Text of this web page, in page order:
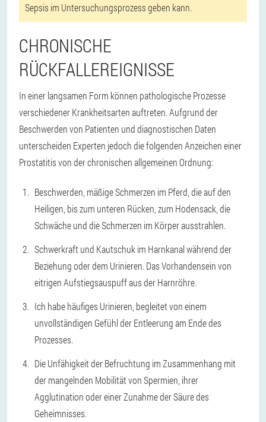
Sepsis im Untersuchungsprozess geben kann.
CHRONISCHE
RÜCKFALLEREIGNISSE
In einer langsamen Form können pathologische Prozesse
verschiedener Krankheitsarten auftreten. Aufgrund der
Beschwerden von Patienten und diagnostischen Daten
unterscheiden Experten jedoch die folgenden Anzeichen einer
Prostatitis von der chronischen allgemeinen Ordnung:
Beschwerden, mäßige Schmerzen im Pferd, die auf den
Heiligen, bis zum unteren Rücken, zum Hodensack, die
Schwäche und die Schmerzen im Körper ausstrahlen.
Schwerkraft und Kautschuk im Harnkanal während der
Beziehung oder dem Urinieren. Das Vorhandensein von
eitrigen Aufstiegsauspuff aus der Harnröhre.
Ich habe häufiges Urinieren, begleitet von einem
unvollständigen Gefühl der Entleerung am Ende des
Prozesses.
Die Unfähigkeit der Befruchtung im Zusammenhang mit
der mangelnden Mobilität von Spermien, ihrer
Agglutination oder einer Zunahme der Säure des
Geheimnisses.